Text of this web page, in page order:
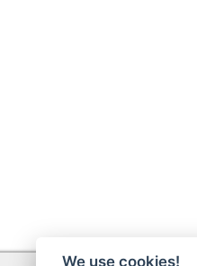
We use cookies!